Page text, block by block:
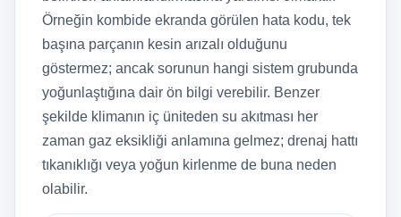
Örneğin kombide ekranda görülen hata kodu, tek
başına parçanın kesin arızalı olduğunu
göstermez; ancak sorunun hangi sistem grubunda
yoğunlaştığına dair ön bilgi verebilir. Benzer
şekilde klimanın iç üniteden su akıtması her
zaman gaz eksikliği anlamına gelmez; drenaj hattı
tıkanıklığı veya yoğun kirlenme de buna neden
olabilir.